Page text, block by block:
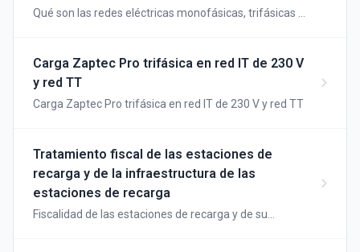
Qué son las redes eléctricas monofásicas, trifásicas 3
Carga Zaptec Pro trifásica en red IT de 230 V
y red TT
Carga Zaptec Pro trifásica en red IT de 230 V y red TT
Tratamiento fiscal de las estaciones de
recarga y de la infraestructura de las
estaciones de recarga
Fiscalidad de las estaciones de recarga y de su